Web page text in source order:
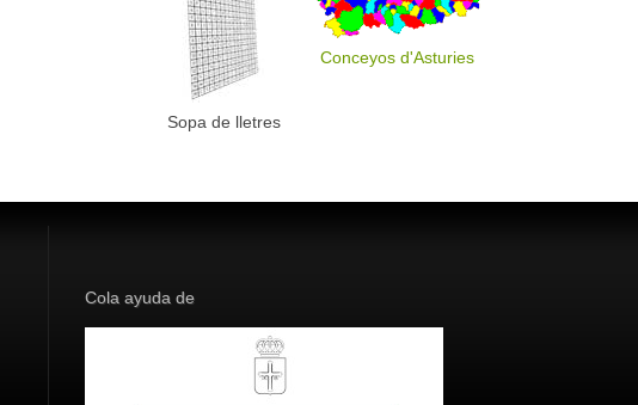
Sopa de lletres
Conceyos d'Asturies
Cola ayuda de